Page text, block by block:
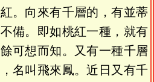
。向來有千層的，有並蒂
備。即如桃紅一種，就有
可想而知。又有一種千層
名叫飛來鳳。近日又有千